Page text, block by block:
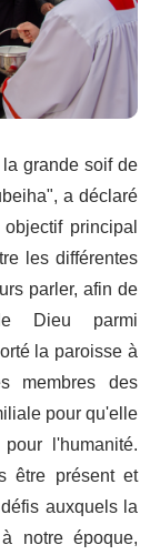
grande soif de
a déclaré
principal
les différentes
parler, afin de
Dieu parmi
la paroisse à
membres des
pour qu'elle
l'humanité.
être présent et
auxquels la
notre époque,